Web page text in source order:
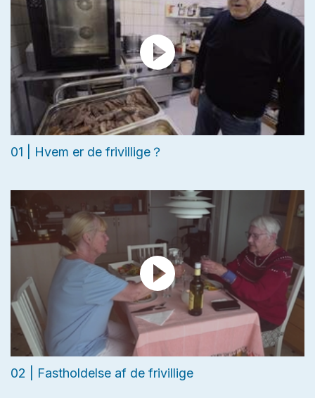
01 | Hvem er de frivillige？
02 | Fastholdelse af de frivillige